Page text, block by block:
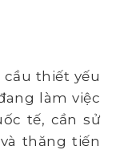
thiết yếu
làm việc
tế, cần sử
thăng tiến